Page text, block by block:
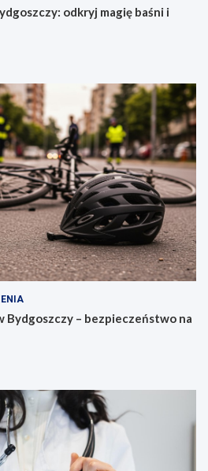
odkryj magię baśni i
Bydgoszczy – bezpieczeństwo na